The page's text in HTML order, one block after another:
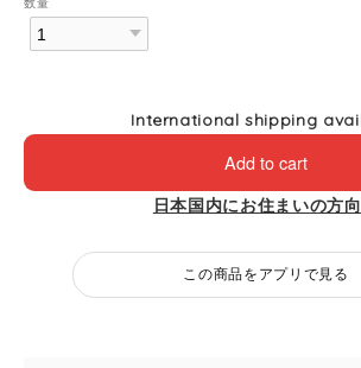
International shipping
Add to cart
日本国内にお住まいの方
この商品をアプリで見る